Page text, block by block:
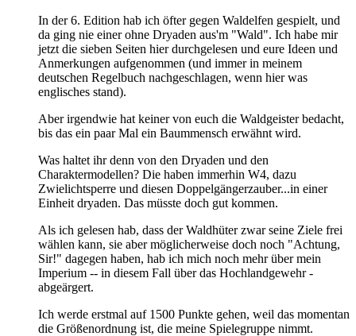
In der 6. Edition hab ich öfter gegen Waldelfen gespielt, und
da ging nie einer ohne Dryaden aus'm "Wald". Ich habe mir
jetzt die sieben Seiten hier durchgelesen und eure Ideen und
Anmerkungen aufgenommen (und immer in meinem
deutschen Regelbuch nachgeschlagen, wenn hier was
englisches stand).
Aber irgendwie hat keiner von euch die Waldgeister bedacht,
bis das ein paar Mal ein Baummensch erwähnt wird.
Was haltet ihr denn von den Dryaden und den
Charaktermodellen? Die haben immerhin W4, dazu
Zwielichtsperre und diesen Doppelgängerzauber...in einer
Einheit dryaden. Das müsste doch gut kommen.
Als ich gelesen hab, dass der Waldhüter zwar seine Ziele frei
wählen kann, sie aber möglicherweise doch noch "Achtung,
Sir!" dagegen haben, hab ich mich noch mehr über mein
Imperium -- in diesem Fall über das Hochlandgewehr -
abgeärgert.
Ich werde erstmal auf 1500 Punkte gehen, weil das momentan
die Größenordnung ist, die meine Spielegruppe nimmt.